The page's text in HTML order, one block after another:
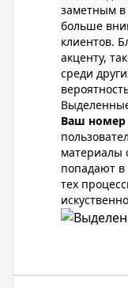
заметным в
больше
клиентов.
акценту,
среди
Ваш номер
материалы
попадают в
тех